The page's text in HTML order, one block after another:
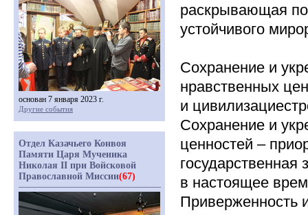
раскрывающая
устойчивого
Сохранение и
нравственных
и
Сохранение и
ценностей –
государственная
в настоящее
Приверженность
основан 7 января 2023 г.
Другие события
Отдел Казачьего Конвоя
Памяти Царя Мученика
Николая II при Войсковой
Православной Миссии(67)